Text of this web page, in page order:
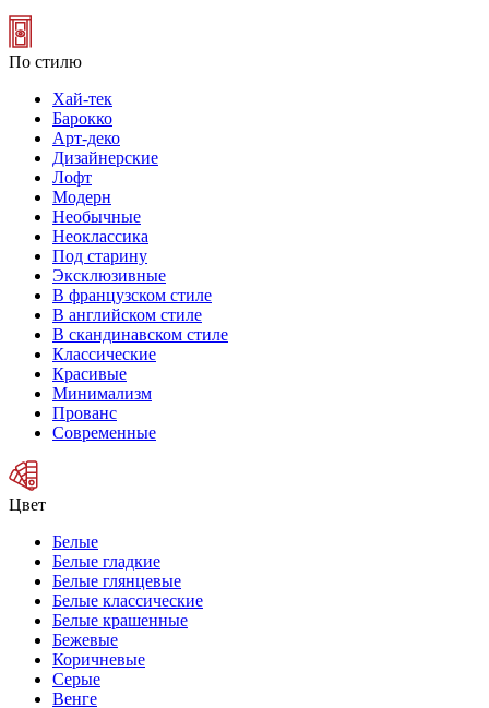
По стилю
Хай-тек
Барокко
Арт-деко
Дизайнерские
Лофт
Модерн
Необычные
Неоклассика
Под старину
Эксклюзивные
В французском стиле
В английском стиле
В скандинавском стиле
Классические
Красивые
Минимализм
Прованс
Современные
Цвет
Белые
Белые гладкие
Белые глянцевые
Белые классические
Белые крашенные
Бежевые
Коричневые
Серые
Венге